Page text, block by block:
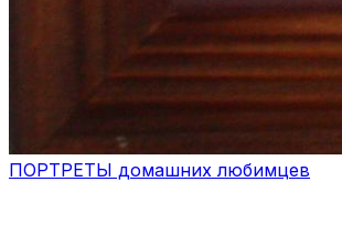
ПОРТРЕТЫ домашних любимцев